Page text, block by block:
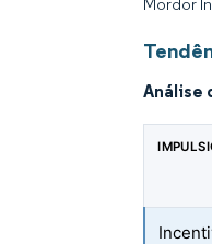
Análise